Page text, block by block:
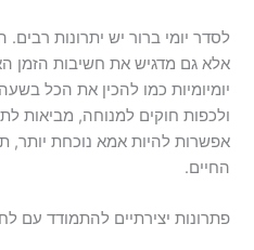
לסדר יומי ברור יש יתרונות
אלא גם מדגיש את חשיבות הזמן
יומיומיות כמו להכין את הכל
ולכפות חוקים למנוחה, מביאות
אפשרות להיות אמא נוכחת יותר,
החיים.
פתרונות יצירתיים להתמודד עם